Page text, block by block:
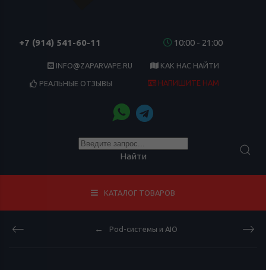
+7 (914) 541-60-11 10:00 - 21:00
INFO@ZAPARVAPE.RU КАК НАС НАЙТИ
РЕАЛЬНЫЕ ОТЗЫВЫ НАПИШИТЕ НАМ
Найти
КАТАЛОГ ТОВАРОВ
Pod-системы и AIO